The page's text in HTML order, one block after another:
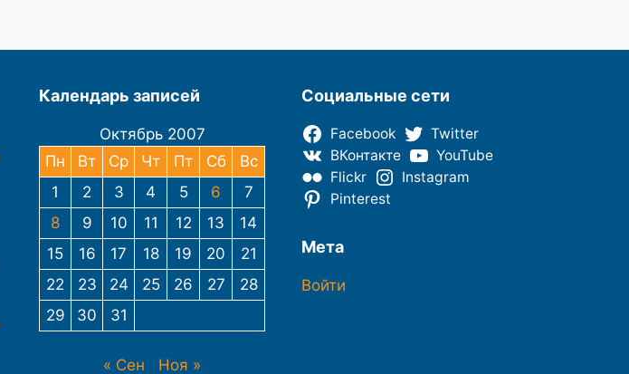
Календарь записей
Октябрь 2007
Пн
Вт Ср Чт Пт Сб
Вс
1
2 3 4 5 6
7
8
9 10 11 12 13
14
15
16 17 18 19 20
21
22
23 24 25 26 27
28
29
30 31
« Сен Ноя »
Социальные сети
Facebook
Twitter
ВКонтакте
YouTube
Flickr
Instagram
Pinterest
Мета
Войти